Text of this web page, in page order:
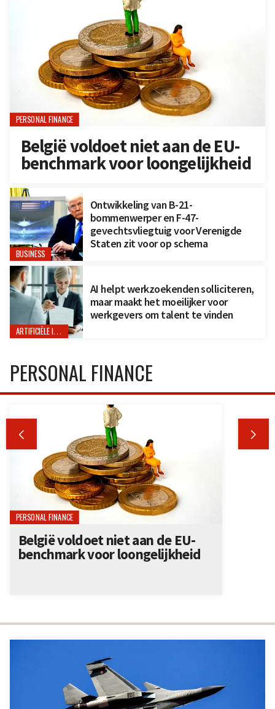
PERSONAL FINANCE
België voldoet niet aan de EU-
benchmark voor loongelijkheid
BUSINESS
Ontwikkeling van B-21-
bommenwerper en F-47-
gevechtsvliegtuig voor Verenigde
Staten zit voor op schema
ARTIFICIËLE INTELLIGENTIE
AI helpt werkzoekenden solliciteren,
maar maakt het moeilijker voor
werkgevers om talent te vinden
PERSONAL FINANCE
 
PERSONAL FINANCE
België voldoet niet aan de EU-
benchmark voor loongelijkheid